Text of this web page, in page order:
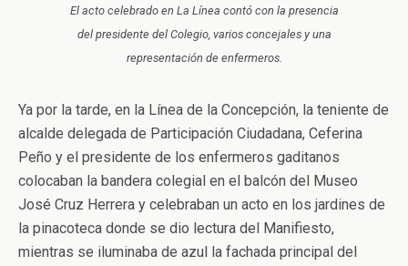
El acto celebrado en La Línea contó con la presencia
del presidente del Colegio, varios concejales y una
representación de enfermeros.
Ya por la tarde, en la Línea de la Concepción, la teniente de
alcalde delegada de Participación Ciudadana, Ceferina
Peño y el presidente de los enfermeros gaditanos
colocaban la bandera colegial en el balcón del Museo
José Cruz Herrera y celebraban un acto en los jardines de
la pinacoteca donde se dio lectura del Manifiesto,
mientras se iluminaba de azul la fachada principal del